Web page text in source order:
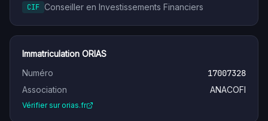
CIF Conseiller en Investissements Financiers
Immatriculation ORIAS
Numéro
17007328
Association ANACOFI
Vérifier sur orias.fr